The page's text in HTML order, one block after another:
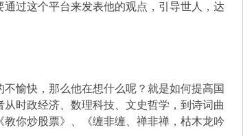
过这个平台来发表他的观点，引导世人，达
愉快，那么他在想什么呢？就是如何提高国
时政经济、数理科技、文史哲学，到诗词曲
你炒股票》、《缠非缠、禅非禅，枯木龙吟